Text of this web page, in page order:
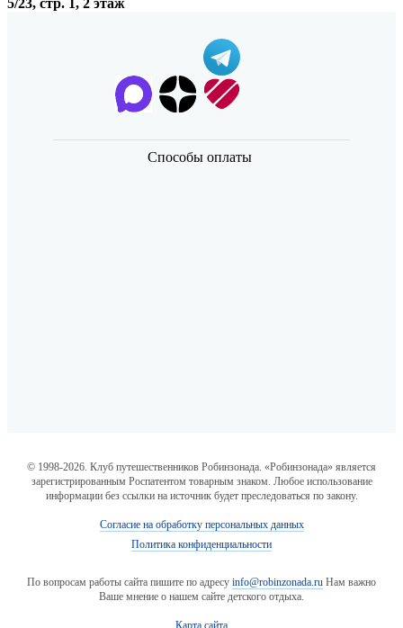
5/23, стр. 1, 2 этаж
Способы оплаты
© 1998-2026. Клуб путешественников Робинзонада. «Робинзонада» является
зарегистрированным Роспатентом товарным знаком. Любое использование
информации без ссылки на источник будет преследоваться по закону.
Согласие на обработку персональных данных
Политика конфиденциальности
По вопросам работы сайта пишите по адресу info@robinzonada.ru Нам важно
Ваше мнение о нашем сайте детского отдыха.